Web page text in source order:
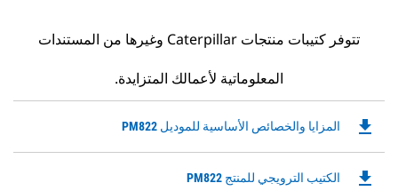
تتوفر كتيبات منتجات Caterpillar وغيرها من المستندات
المعلوماتية لأعمالك المتزايدة.
المزايا والخصائص الأساسية للموديل PM822Downloadable
file_download
الكتيب الترويجي للمنتج PM822Downloadable
file_download